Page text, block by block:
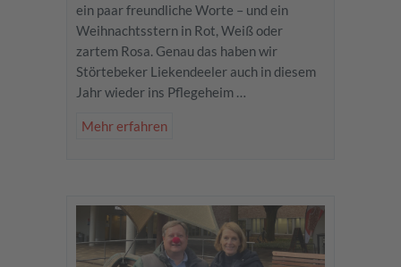
ein paar freundliche Worte – und ein
Weihnachtsstern in Rot, Weiß oder
zartem Rosa. Genau das haben wir
Störtebeker Liekendeeler auch in diesem
Jahr wieder ins Pflegeheim …
Mehr erfahren